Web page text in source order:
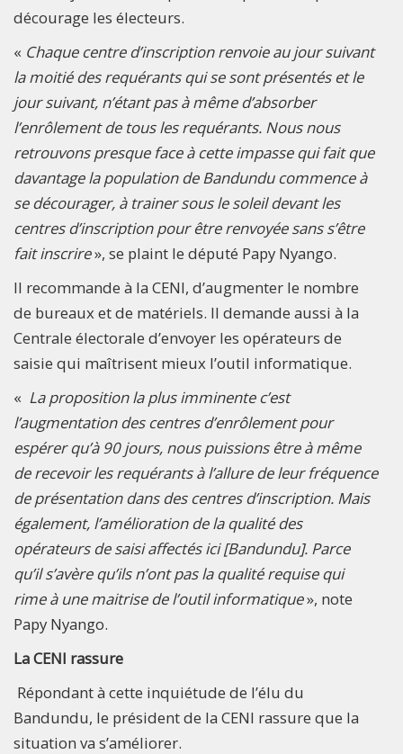
décourage les électeurs.
« Chaque centre d’inscription renvoie au jour suivant
la moitié des requérants qui se sont présentés et le
jour suivant, n’étant pas à même d’absorber
l’enrôlement de tous les requérants. Nous nous
retrouvons presque face à cette impasse qui fait que
davantage la population de Bandundu commence à
se décourager, à trainer sous le soleil devant les
centres d’inscription pour être renvoyée sans s’être
fait inscrire», se plaint le député Papy Nyango.
Il recommande à la CENI, d’augmenter le nombre
de bureaux et de matériels. Il demande aussi à la
Centrale électorale d’envoyer les opérateurs de
saisie qui maîtrisent mieux l’outil informatique.
« La proposition la plus imminente c’est
l’augmentation des centres d’enrôlement pour
espérer qu’à 90 jours, nous puissions être à même
de recevoir les requérants à l’allure de leur fréquence
de présentation dans des centres d’inscription. Mais
également, l’amélioration de la qualité des
opérateurs de saisi affectés ici [Bandundu]. Parce
qu’il s’avère qu’ils n’ont pas la qualité requise qui
rime à une maitrise de l’outil informatique», note
Papy Nyango.
La CENI rassure
Répondant à cette inquiétude de l’élu du
Bandundu, le président de la CENI rassure que la
situation va s’améliorer.